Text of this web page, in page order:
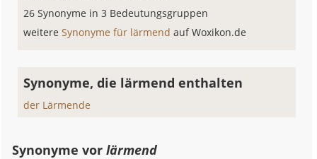
26 Synonyme in 3 Bedeutungsgruppen
weitereSynonyme für lärmendauf Woxikon.de
Synonyme, die lärmend enthalten
der Lärmende
Synonyme vorlärmend